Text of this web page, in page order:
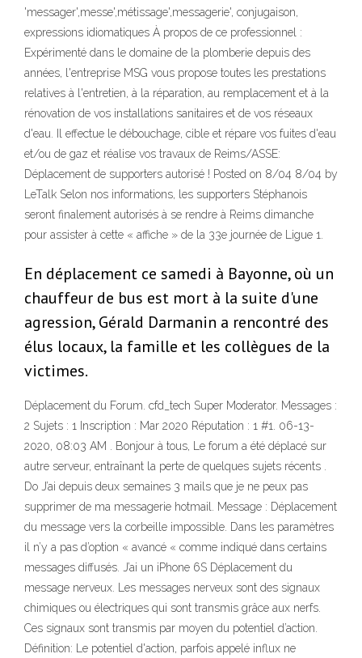
'messager',messe',métissage',messagerie', conjugaison,
expressions idiomatiques À propos de ce professionnel :
Expérimenté dans le domaine de la plomberie depuis des
années, l'entreprise MSG vous propose toutes les prestations
relatives à l'entretien, à la réparation, au remplacement et à la
rénovation de vos installations sanitaires et de vos réseaux
d'eau. Il effectue le débouchage, cible et répare vos fuites d'eau
et/ou de gaz et réalise vos travaux de Reims/ASSE:
Déplacement de supporters autorisé ! Posted on 8/04 8/04 by
LeTalk Selon nos informations, les supporters Stéphanois
seront finalement autorisés à se rendre à Reims dimanche
pour assister à cette « affiche » de la 33e journée de Ligue 1.
En déplacement ce samedi à Bayonne, où un
chauffeur de bus est mort à la suite d'une
agression, Gérald Darmanin a rencontré des
élus locaux, la famille et les collègues de la
victimes.
Déplacement du Forum. cfd_tech Super Moderator. Messages :
2 Sujets : 1 Inscription : Mar 2020 Réputation : 1 #1. 06-13-
2020, 08:03 AM . Bonjour à tous, Le forum a été déplacé sur
autre serveur, entraînant la perte de quelques sujets récents .
Do J’ai depuis deux semaines 3 mails que je ne peux pas
supprimer de ma messagerie hotmail. Message : Déplacement
du message vers la corbeille impossible. Dans les paramètres
il n’y a pas d’option « avancé « comme indiqué dans certains
messages diffusés. J’ai un iPhone 6S Déplacement du
message nerveux. Les messages nerveux sont des signaux
chimiques ou électriques qui sont transmis grâce aux nerfs.
Ces signaux sont transmis par moyen du potentiel d’action.
Définition: Le potentiel d'action, parfois appelé influx ne